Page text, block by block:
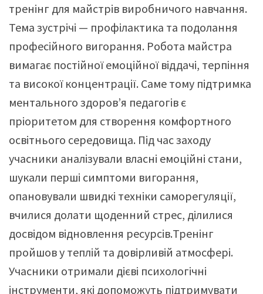
тренінг для майстрів виробничого навчання.
Тема зустрічі — профілактика та подолання
професійного вигорання. Робота майстра
вимагає постійної емоційної віддачі, терпіння
та високої концентрації. Саме тому підтримка
ментального здоров’я педагогів є
пріоритетом для створення комфортного
освітнього середовища. Під час заходу
учасники аналізували власні емоційні стани,
шукали перші симптоми вигорання,
опановували швидкі техніки саморегуляції,
вчилися долати щоденний стрес, ділилися
досвідом відновлення ресурсів.Тренінг
пройшов у теплій та довірливій атмосфері.
Учасники отримали дієві психологічні
інструменти, які допоможуть підтримувати